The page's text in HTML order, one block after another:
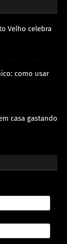
Velho celebra
como usar
casa gastando